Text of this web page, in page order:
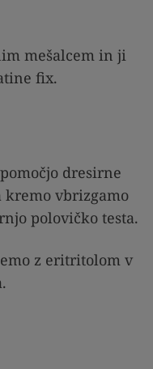
mešalcem in ji
fix.
dresirne
kremo vbrizgamo
polovičko testa.
z eritritolom v